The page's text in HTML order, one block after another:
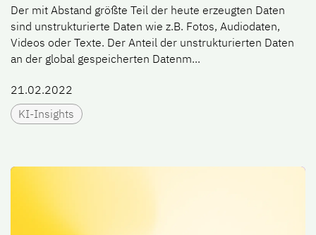
Der mit Abstand größte Teil der heute erzeugten Daten
sind unstrukturierte Daten wie z.B. Fotos, Audiodaten,
Videos oder Texte. Der Anteil der unstrukturierten Daten
an der global gespeicherten Datenm...
21.02.2022
KI-Insights